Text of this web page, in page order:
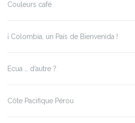
Couleurs café
¡ Colombia, un País de Bienvenida !
Ecua … d’autre ?
Côte Pacifique Pérou